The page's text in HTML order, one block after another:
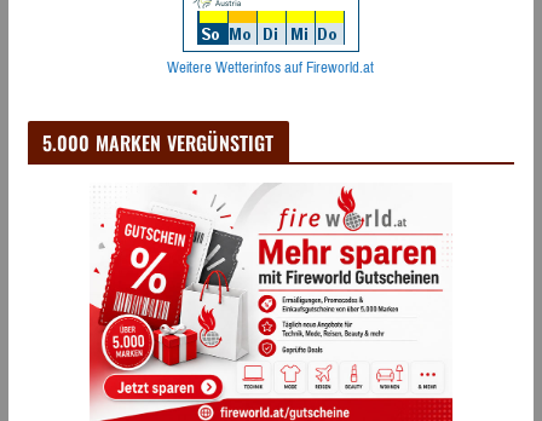
Weitere Wetterinfos auf Fireworld.at
5.000 MARKEN VERGÜNSTIGT